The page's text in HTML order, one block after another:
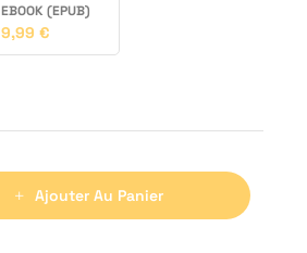
EBOOK (EPUB)
9,99 €
Ajouter Au Panier